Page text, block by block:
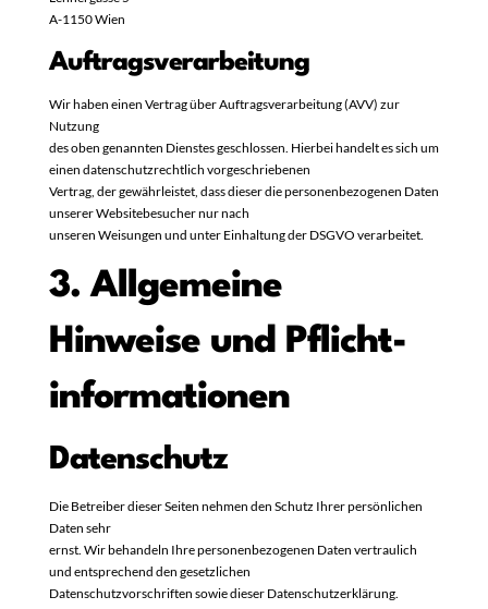
A-1150 Wien
Auftragsverarbeitung
Wir haben einen Vertrag über Auftragsverarbeitung (AVV) zur
Nutzung
des oben genannten Dienstes geschlossen. Hierbei handelt es sich um
einen datenschutzrechtlich vorgeschriebenen
Vertrag, der gewährleistet, dass dieser die personenbezogenen Daten
unserer Websitebesucher nur nach
unseren Weisungen und unter Einhaltung der DSGVO verarbeitet.
3. Allgemeine
Hinweise und Pflicht­
informationen
Datenschutz
Die Betreiber dieser Seiten nehmen den Schutz Ihrer persönlichen
Daten sehr
ernst. Wir behandeln Ihre personenbezogenen Daten vertraulich
und entsprechend den gesetzlichen
Datenschutzvorschriften sowie dieser Datenschutzerklärung.